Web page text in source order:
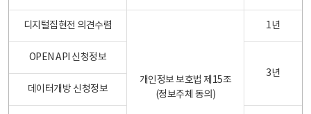
디지털집현전 의견수렴
개인정보 보호법 제15조
(정보주체 동의)
1년
OPEN API 신청정보
3년
데이터개방 신청정보